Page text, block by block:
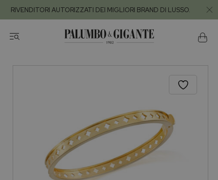
RIVENDITORI AUTORIZZATI DEI MIGLIORI BRAND DI LUSSO.